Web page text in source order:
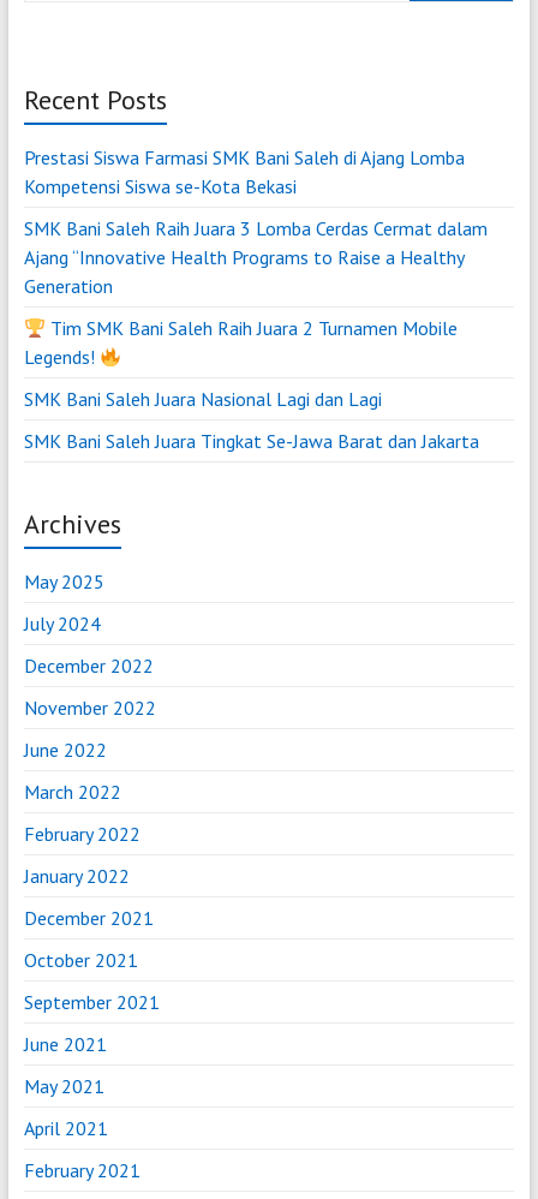
Recent Posts
Prestasi Siswa Farmasi SMK Bani Saleh di Ajang Lomba
Kompetensi Siswa se-Kota Bekasi
SMK Bani Saleh Raih Juara 3 Lomba Cerdas Cermat dalam
Ajang “Innovative Health Programs to Raise a Healthy
Generation
Tim SMK Bani Saleh Raih Juara 2 Turnamen Mobile
Legends!
SMK Bani Saleh Juara Nasional Lagi dan Lagi
SMK Bani Saleh Juara Tingkat Se-Jawa Barat dan Jakarta
Archives
May 2025
July 2024
December 2022
November 2022
June 2022
March 2022
February 2022
January 2022
December 2021
October 2021
September 2021
June 2021
May 2021
April 2021
February 2021